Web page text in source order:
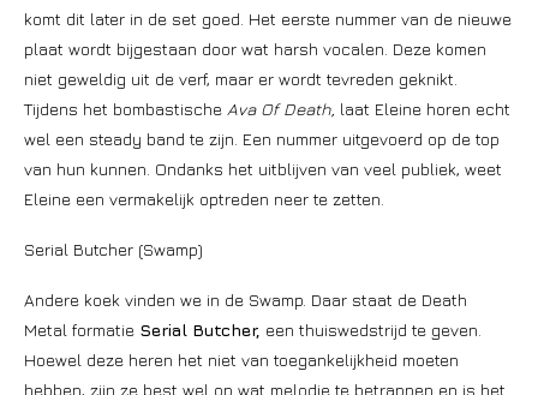
komt dit later in de set goed. Het eerste nummer van de nieuwe
plaat wordt bijgestaan door wat harsh vocalen. Deze komen
niet geweldig uit de verf, maar er wordt tevreden geknikt.
Tijdens het bombastische Ava Of Death, laat Eleine horen echt
wel een steady band te zijn. Een nummer uitgevoerd op de top
van hun kunnen. Ondanks het uitblijven van veel publiek, weet
Eleine een vermakelijk optreden neer te zetten.
Serial Butcher (Swamp)
Andere koek vinden we in de Swamp. Daar staat de Death
Metal formatie Serial Butcher, een thuiswedstrijd te geven.
Hoewel deze heren het niet van toegankelijkheid moeten
hebben, zijn ze best wel op wat melodie te betrappen en is het